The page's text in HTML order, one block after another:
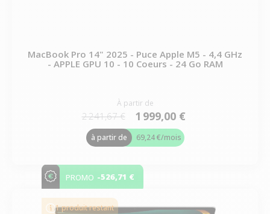
MacBook Pro 14" 2025 - Puce Apple M5 - 4,4 GHz
- APPLE GPU 10 - 10 Coeurs - 24 Go RAM
À partir de
2 241,67 € 1 999,00 €
à partir de 69,24 €/mois
PROMO -526,71 €
1 produit restant